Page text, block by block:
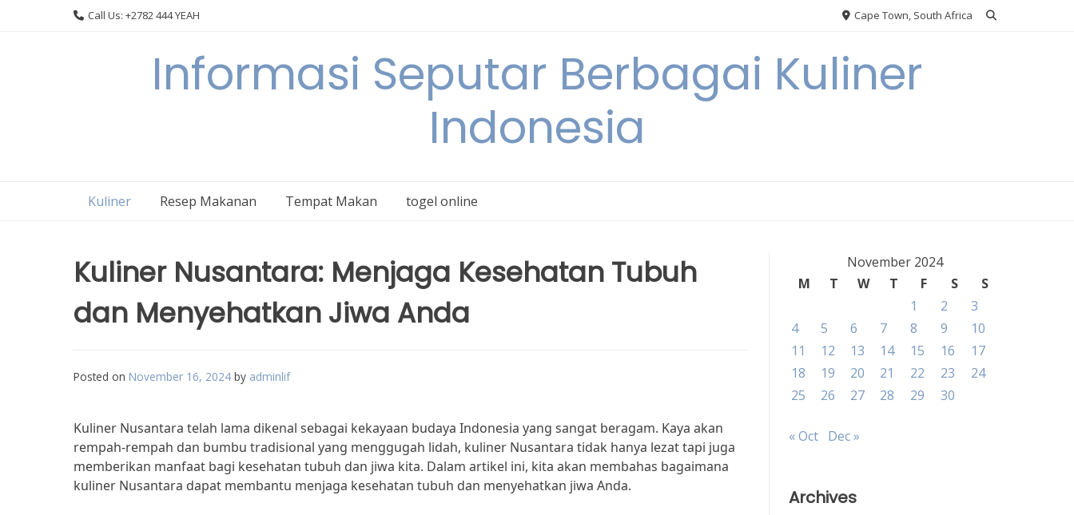
Call Us: +2782 444 YEAH Cape Town, South Africa
Informasi Seputar Berbagai Kuliner
Indonesia
Kuliner Resep Makanan Tempat Makan togel online
Kuliner Nusantara: Menjaga Kesehatan Tubuh
dan Menyehatkan Jiwa Anda
Posted on November 16, 2024 by adminlif
Kuliner Nusantara telah lama dikenal sebagai kekayaan budaya Indonesia yang sangat beragam. Kaya akan
rempah-rempah dan bumbu tradisional yang menggugah lidah, kuliner Nusantara tidak hanya lezat tapi juga
memberikan manfaat bagi kesehatan tubuh dan jiwa kita. Dalam artikel ini, kita akan membahas bagaimana
kuliner Nusantara dapat membantu menjaga kesehatan tubuh dan menyehatkan jiwa Anda.
November 2024
M
T W T F S
S
1
2
3
4
5 6 7 8 9
10
11
12 13 14 15 16
17
18
19 20 21 22 23
24
25
26 27 28 29 30
« Oct Dec »
Archives